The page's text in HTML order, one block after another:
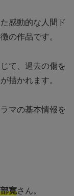
感動的な人間ド
の作品です。
て、過去の傷を
描かれます。
マの基本情報を
寛さん。